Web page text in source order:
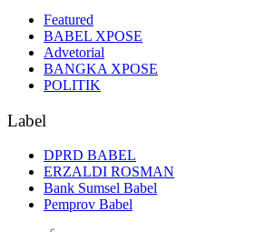
Featured
BABEL XPOSE
Advetorial
BANGKA XPOSE
POLITIK
Label
DPRD BABEL
ERZALDI ROSMAN
Bank Sumsel Babel
Pemprov Babel